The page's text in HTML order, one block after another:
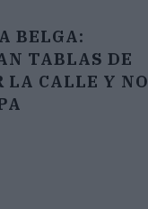
BELGA:
TABLAS DE
LA CALLE Y NO